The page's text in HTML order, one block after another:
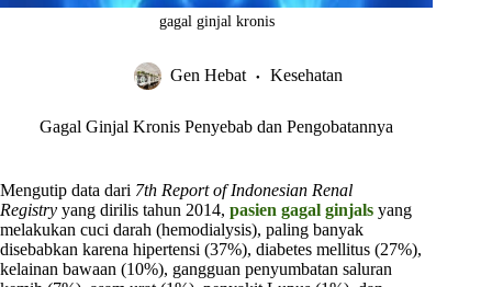
gagal ginjal kronis
Gen Hebat Kesehatan
Gagal Ginjal Kronis Penyebab dan Pengobatannya
Mengutip data dari 7th Report of Indonesian Renal
Registry yang dirilis tahun 2014, pasien gagal ginjals yang
melakukan cuci darah (hemodialysis), paling banyak
disebabkan karena hipertensi (37%), diabetes mellitus (27%),
kelainan bawaan (10%), gangguan penyumbatan saluran